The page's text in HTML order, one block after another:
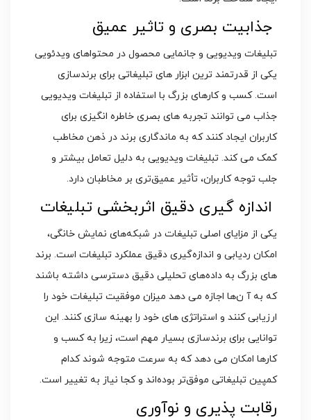
جذابیت بصری و تاثیر عمیق
تبلیغات ویدیویی و جانمایی محصول در محتواهای ویدئویی
یکی از قدرتمند ترین ابزار های تبلیغاتی برای برندسازی
است. کسب‌ و کارهای بزرگ با استفاده از تبلیغات ویدیویی
جذاب می‌ توانند تجربه‌ های بصری خاطره‌ انگیزی برای
کاربران ایجاد کنند که به ماندگاری برند در ذهن مخاطب
کمک می‌ کند. تبلیغات ویدیویی به دلیل تعامل بیشتر و
جلب توجه کاربران، تأثیر عمیق‌تری بر مخاطبان دارد.
اندازه‌ گیری دقیق اثربخشی تبلیغات
یکی از مزایای اصلی تبلیغات در شبکه‌های نمایش خانگی،
امکان ردیابی و اندازه‌گیری دقیق عملکرد تبلیغات است. برند
های بزرگ به داده‌های تحلیلی دقیق دسترسی داشته باشند
که به آ ن‌ها اجازه می‌ دهد میزان موفقیت تبلیغات خود را
ارزیابی کنند و استراتژی‌ های خود را بهینه‌ سازی کنند. این
توانایی برای برندسازی بسیار مهم است، زیرا به کسب‌ و
کارها امکان می‌ دهد که به سرعت متوجه شوند کدام
کمپین‌ تبلیغاتی موفق‌تر بوده‌اند و کجا نیاز به تغییر است.
رقابت ‌پذیری و نوآوری